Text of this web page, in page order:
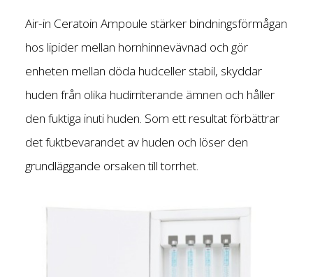
Air-in Ceratoin Ampoule stärker bindningsförmågan
hos lipider mellan hornhinnevävnad och gör
enheten mellan döda hudceller stabil, skyddar
huden från olika hudirriterande ämnen och håller
den fuktiga inuti huden. Som ett resultat förbättrar
det fuktbevarandet av huden och löser den
grundläggande orsaken till torrhet.